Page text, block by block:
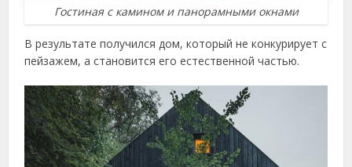
Гостиная с камином и панорамными окнами
В результате получился дом, который не конкурирует с
пейзажем, а становится его естественной частью.